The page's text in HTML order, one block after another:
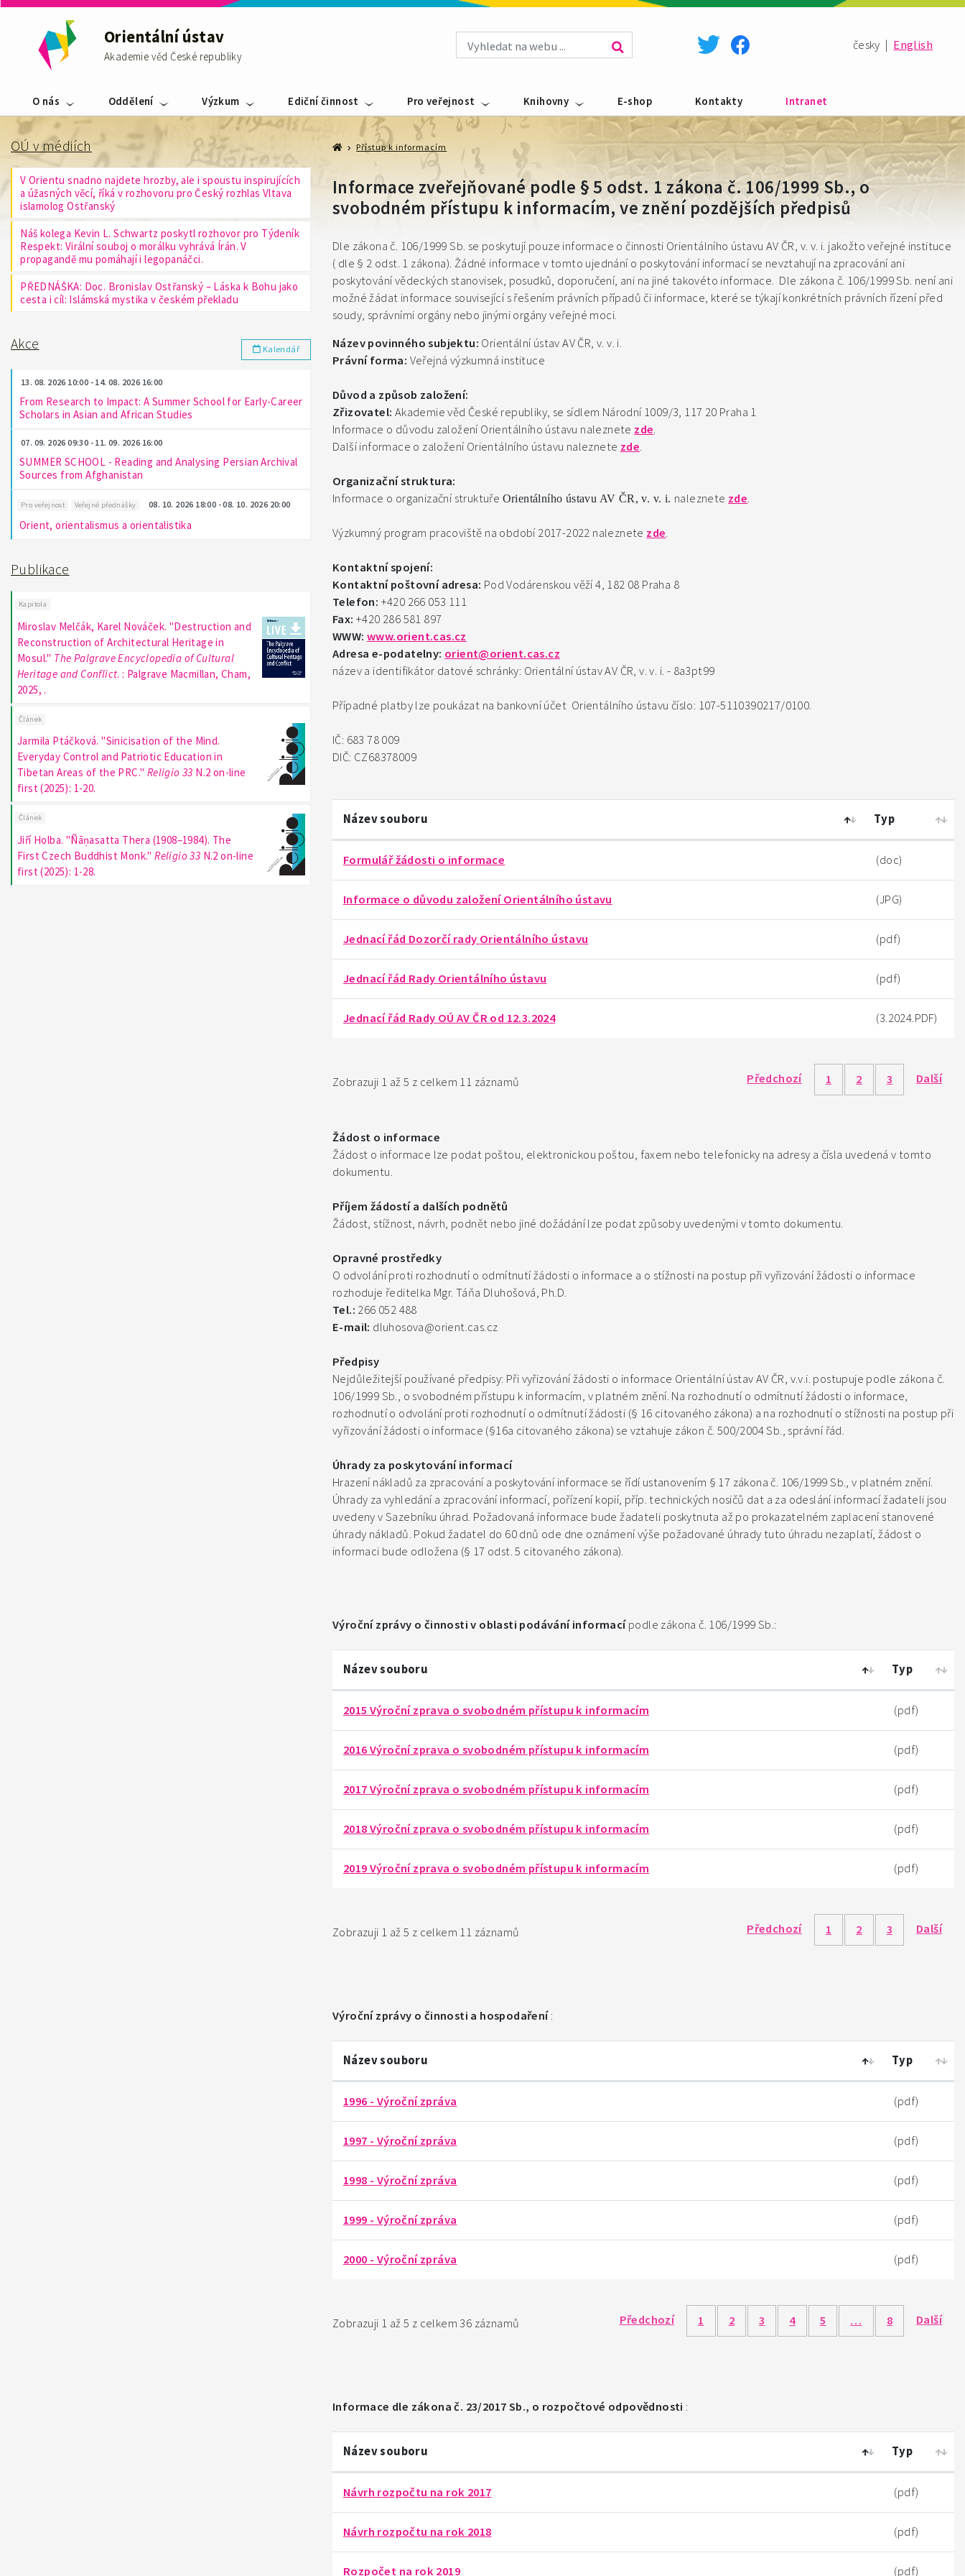
Orientální ústav
Akademie věd České republiky
česky | English
O nás Oddělení Výzkum Ediční činnost Pro veřejnost Knihovny E-shop Kontakty Intranet
OÚ v médiích
V Orientu snadno najdete hrozby, ale i spoustu inspirujících
a úžasných věcí, říká v rozhovoru pro Český rozhlas Vltava
islamolog Ostřanský
Náš kolega Kevin L. Schwartz poskytl rozhovor pro Týdeník
Respekt: Virální souboj o morálku vyhrává Írán. V
propagandě mu pomáhají i legopanáčci.
PŘEDNÁŠKA: Doc. Bronislav Ostřanský – Láska k Bohu jako
cesta i cíl: Islámská mystika v českém překladu
Akce Kalendář
13. 08. 2026 10:00 - 14. 08. 2026 16:00
From Research to Impact: A Summer School for Early-Career
Scholars in Asian and African Studies
07. 09. 2026 09:30 - 11. 09. 2026 16:00
SUMMER SCHOOL - Reading and Analysing Persian Archival
Sources from Afghanistan
Pro veřejnost Veřejné přednášky 08. 10. 2026 18:00 - 08. 10. 2026 20:00
Orient, orientalismus a orientalistika
Publikace
Kapitola
Miroslav Melčák, Karel Nováček. "Destruction and
Reconstruction of Architectural Heritage in
Mosul." The Palgrave Encyclopedia of Cultural
Heritage and Conflict. : Palgrave Macmillan, Cham,
2025, .
Článek
Jarmila Ptáčková. "Sinicisation of the Mind.
Everyday Control and Patriotic Education in
Tibetan Areas of the PRC." Religio 33 N.2 on-line
first (2025): 1-20.
Článek
Jiří Holba. "Ñāṇasatta Thera (1908–1984). The
First Czech Buddhist Monk."Religio 33 N.2 on-line
first (2025): 1-28.
Přístup k informacím
Informace zveřejňované podle § 5 odst. 1 zákona č. 106/1999 Sb., o
svobodném přístupu k informacím, ve znění pozdějších předpisů
Dle zákona č. 106/1999 Sb. se poskytují pouze informace o činnosti Orientálního ústavu AV ČR, v. v. i. jakožto veřejné instituce
( dle § 2 odst. 1 zákona). Žádné informace v tomto ujednání o poskytování informací se nevztahují na zpracování ani
poskytování vědeckých stanovisek, posudků, doporučení, ani na jiné takovéto informace. Dle zákona č. 106/1999 Sb. není ani
možné žádat informace související s řešením právních případů či informace, které se týkají konkrétních právních řízení před
soudy, správními orgány nebo jinými orgány veřejné moci.
Název povinného subjektu: Orientální ústav AV ČR, v. v. i.
Právní forma: Veřejná výzkumná instituce
Důvod a způsob založení:
Zřizovatel: Akademie věd České republiky, se sídlem Národní 1009/3, 117 20 Praha 1
Informace o důvodu založení Orientálního ústavu naleznete zde.
Další informace o založení Orientálního ústavu naleznete zde.
Organizační struktura:
Informace o organizační struktuře Orientálního ústavu AV ČR, v. v. i. naleznete zde.
Výzkumný program pracoviště na období 2017-2022 naleznete zde.
Kontaktní spojení:
Kontaktní poštovní adresa: Pod Vodárenskou věží 4, 182 08 Praha 8
Telefon: +420 266 053 111
Fax: +420 286 581 897
WWW: www.orient.cas.cz
Adresa e-podatelny: orient@orient.cas.cz
název a identifikátor datové schránky: Orientální ústav AV ČR, v. v. i. - 8a3pt99
Případné platby lze poukázat na bankovní účet Orientálního ústavu číslo: 107-5110390217/0100.
IČ: 683 78 009
DIČ: CZ68378009
Název souboru Typ
Formulář žádosti o informace (doc)
Informace o důvodu založení Orientálního ústavu (JPG)
Jednací řád Dozorčí rady Orientálního ústavu (pdf)
Jednací řád Rady Orientálního ústavu (pdf)
Jednací řád Rady OÚ AV ČR od 12.3.2024 (3.2024.PDF)
Zobrazuji 1 až 5 z celkem 11 záznamů Předchozí 1 2 3 Další
Žádost o informace
Žádost o informace lze podat poštou, elektronickou poštou, faxem nebo telefonicky na adresy a čísla uvedená v tomto
dokumentu.
Příjem žádostí a dalších podnětů
Žádost, stížnost, návrh, podnět nebo jiné dožádání lze podat způsoby uvedenými v tomto dokumentu.
Opravné prostředky
O odvolání proti rozhodnutí o odmítnutí žádosti o informace a o stížnosti na postup při vyřizování žádosti o informace
rozhoduje ředitelka Mgr. Táňa Dluhošová, Ph.D.
Tel.: 266 052 488
E-mail: dluhosova@orient.cas.cz
Předpisy
Nejdůležitejší používané předpisy: Při vyřizování žádosti o informace Orientální ústav AV ČR, v.v.i. postupuje podle zákona č.
106/1999 Sb., o svobodném přístupu k informacím, v platném znění. Na rozhodnutí o odmítnutí žádosti o informace,
rozhodnutí o odvolání proti rozhodnutí o odmítnutí žádosti (§ 16 citovaného zákona) a na rozhodnutí o stížnosti na postup při
vyřizování žádosti o informace (§16a citovaného zákona) se vztahuje zákon č. 500/2004 Sb., správní řád.
Úhrady za poskytování informací
Hrazení nákladů za zpracování a poskytování informace se řídí ustanovením § 17 zákona č. 106/1999 Sb., v platném znění.
Úhrady za vyhledání a zpracování informací, pořízení kopií, příp. technických nosičů dat a za odeslání informací žadateli jsou
uvedeny v Sazebníku úhrad. Požadovaná informace bude žadateli poskytnuta až po prokazatelném zaplacení stanovené
úhrady nákladů. Pokud žadatel do 60 dnů ode dne oznámení výše požadované úhrady tuto úhradu nezaplatí, žádost o
informaci bude odložena (§ 17 odst. 5 citovaného zákona).
Výroční zprávy o činnosti v oblasti podávání informacípodle zákona č. 106/1999 Sb.:
Název souboru Typ
2015 Výroční zprava o svobodném přístupu k informacím (pdf)
2016 Výroční zprava o svobodném přístupu k informacím (pdf)
2017 Výroční zprava o svobodném přístupu k informacím (pdf)
2018 Výroční zprava o svobodném přístupu k informacím (pdf)
2019 Výroční zprava o svobodném přístupu k informacím (pdf)
Zobrazuji 1 až 5 z celkem 11 záznamů Předchozí 1 2 3 Další
Výroční zprávy o činnosti a hospodaření:
Název souboru Typ
1996 - Výroční zpráva (pdf)
1997 - Výroční zpráva (pdf)
1998 - Výroční zpráva (pdf)
1999 - Výroční zpráva (pdf)
2000 - Výroční zpráva (pdf)
Zobrazuji 1 až 5 z celkem 36 záznamů Předchozí 1 2 3 4 5 … 8 Další
Informace dle zákona č. 23/2017 Sb., o rozpočtové odpovědnosti :
Název souboru Typ
Návrh rozpočtu na rok 2017 (pdf)
Návrh rozpočtu na rok 2018 (pdf)
Rozpočet na rok 2019 (pdf)